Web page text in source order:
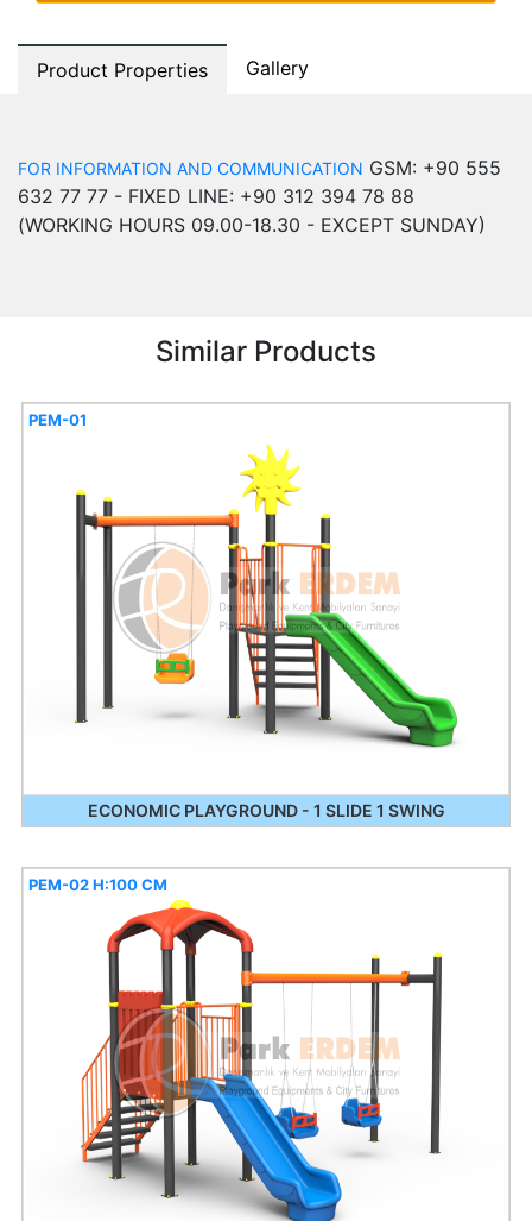
Product Properties Gallery
FOR INFORMATION AND COMMUNICATION GSM: +90 555
632 77 77 - FIXED LINE: +90 312 394 78 88
(WORKING HOURS 09.00-18.30 - EXCEPT SUNDAY)
Similar Products
ECONOMIC PLAYGROUND - 1 SLIDE 1 SWING
PEM-01
PEM-02 H:100 CM